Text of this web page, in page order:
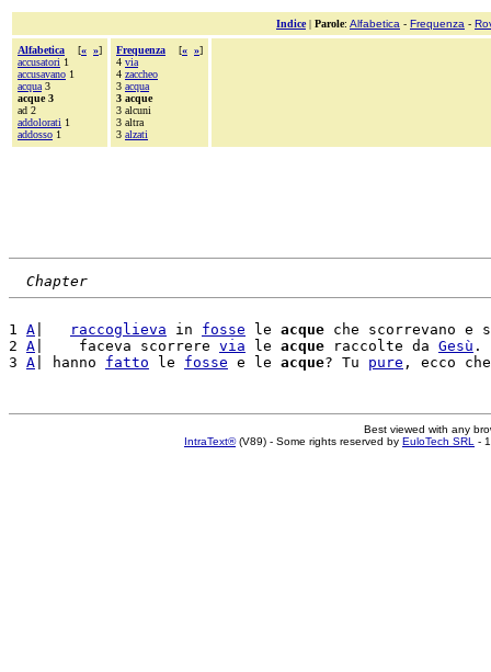
Indice| Parole: Alfabetica - Frequenza -
Alfabetica [« »]
accusatori 1
accusavano 1
acqua 3
acque 3
ad 2
addolorati 1
addosso 1
Frequenza [« »]
4 via
4 zaccheo
3 acqua
3 acque
3 alcuni
3 altra
3 alzati
Chapter
1 A raccoglieva in fosse le acque che scorrevano e
2 A |    faceva scorrere via le acque raccolte da Gesù .
3 A | hanno fatto le fosse e le acque? Tu pure
Best viewed with any
IntraText®(V89) - Some rights reserved by EuloTech SRL -